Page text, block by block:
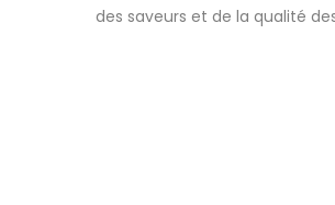
des saveurs et de la qualité